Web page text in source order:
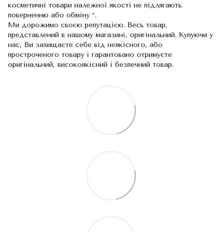
косметичні товари належної якості не підлягають
поверненню або обміну *.
Ми дорожимо своєю репутацією. Весь товар,
представлений в нашому магазині, оригінальний. Купуючи у
нас, Ви захищаєте себе від неякісного, або
простроченого товару і гарантовано отримуєте
оригінальний, високоякісний і безпечний товар.